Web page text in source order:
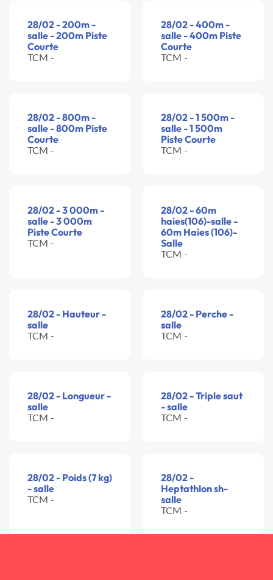
28/02 - 200m -
salle - 200m Piste
Courte
TCM -
28/02 - 400m -
salle - 400m Piste
Courte
TCM -
28/02 - 800m -
salle - 800m Piste
Courte
TCM -
28/02 - 1 500m -
salle - 1 500m
Piste Courte
TCM -
28/02 - 3 000m -
salle - 3 000m
Piste Courte
TCM -
28/02 - 60m
haies(106)-salle -
60m Haies (106)-
Salle
TCM -
28/02 - Hauteur -
salle
TCM -
28/02 - Perche -
salle
TCM -
28/02 - Longueur -
salle
TCM -
28/02 - Triple saut
- salle
TCM -
28/02 - Poids (7 kg)
- salle
TCM -
28/02 -
Heptathlon sh-
salle
TCM -